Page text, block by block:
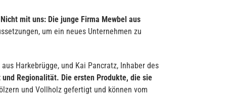
Nicht mit uns: Die junge Firma Mewbel aus
um ein neues Unternehmen zu
Harkebrügge, und Kai Pancratz, Inhaber des
Regionalität. Die ersten Produkte, die sie
und Vollholz gefertigt und können vom